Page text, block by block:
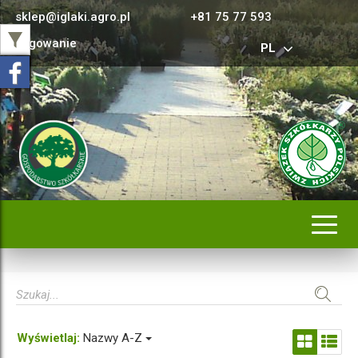
sklep@iglaki.agro.pl
+81 75 77 593
Logowanie
PL
Wyświetlaj: Nazwy A-Z